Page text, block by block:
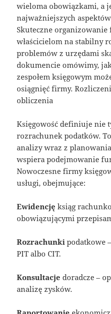
wieloma obowiązkami, a
najważniejszych
Skuteczne
właścicielom na stabilny
problemów z urzędami
dokumencie omówimy,
zespołem księgowym
osiągnięć firmy.
obliczenia
Księgowość definiuje nie
rozrachunek podatków.
analizy wraz z
wspiera podejmowanie
Nowoczesne firmy
usługi, obejmujące:
Ewidencję ksiąg
obowiązującymi
Rozrachunki podatkowe
PIT albo CIT.
Konsultacje doradcze –
analizę zysków.